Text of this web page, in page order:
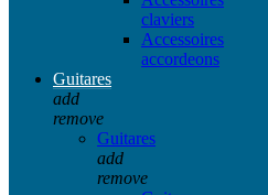
claviers
Accessoires
accordeons
Guitares
add
remove
Guitares
add
remove